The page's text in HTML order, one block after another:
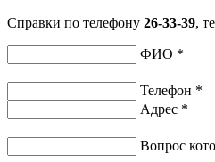
Справки по телефону 26-33-39,
ФИО *
Телефон *
Адрес *
Вопрос